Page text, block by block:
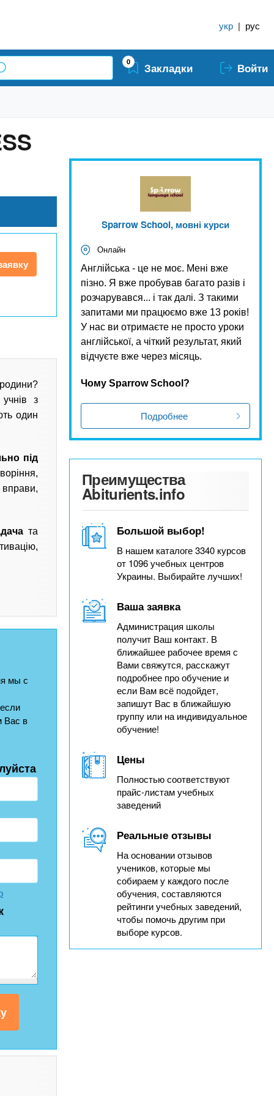
укр | рус
0 Закладки Войти
з
один
під
та
мы с
Вас в
Sparrow School, мовні курси
Онлайн
Англійська - це не моє. Мені вже
пізно. Я вже пробував багато разів і
розчарувався... і так далі. З такими
запитами ми працюємо вже 13 років!
У нас ви отримаєте не просто уроки
англійської, а чіткий результат, який
відчуєте вже через місяць.
Чому Sparrow School?
Подробнее
Преимущества
Abiturients.info
Большой выбор!
В нашем каталоге 3340 курсов
от 1096 учебных центров
Украины. Выбирайте лучших!
Ваша заявка
Администрация школы
получит Ваш контакт. В
ближайшее рабочее время с
Вами свяжутся, расскажут
подробнее про обучение и
если Вам всё подойдет,
запишут Вас в ближайшую
группу или на индивидуальное
обучение!
Цены
Полностью соответствуют
прайс-листам учебных
заведений
Реальные отзывы
На основании отзывов
учеников, которые мы
собираем у каждого после
обучения, составляются
рейтинги учебных заведений,
чтобы помочь другим при
выборе курсов.